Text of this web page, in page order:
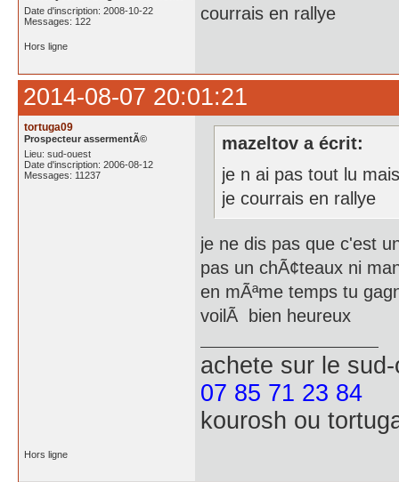
Date d'inscription: 2008-10-22
Messages: 122
courrais en rallye
Hors ligne
2014-08-07 20:01:21
tortuga09
Prospecteur assermentÃ©
Lieu: sud-ouest
Date d'inscription: 2006-08-12
Messages: 11237
mazeltov a écrit:
je n ai pas tout lu
je courrais en rallye
je ne dis pas que c'est
pas un chÃ¢teaux ni
en mÃªme temps tu
voilÃ bien heureux
achete sur le
07 85 71 23 84
kourosh ou
Hors ligne